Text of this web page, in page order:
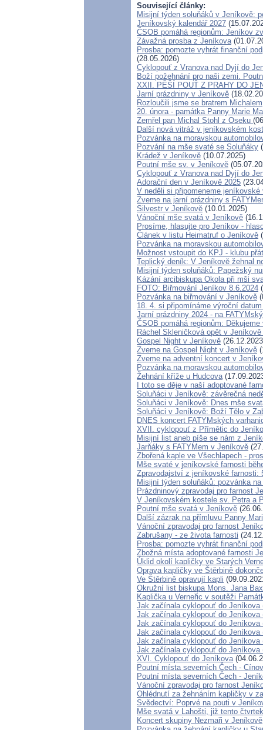
Související články:
Misijní týden soluňáků v Jeníkově:
Jeníkovský kalendář 2027
ČSOB pomáhá regionům: Jeníkov
Závažná prosba z Jeníkova
Prosba: pomozte vyhrát finanční
(28.05.2026)
Cyklopouť z Vranova nad Dyjí do
Boží požehnání pro naši zemi.
XXII. PĚŠÍ POUŤ Z PRAHY DO
Jarní prázdniny v Jeníkově
Rozloučili jsme se bratrem Michalem
20. února - památka Panny Marie
Zemřel pan Michal Stohl z Oseku
Další nová vitráž v jeníkovském
Pozvánka na moravskou
Pozvání na mše svaté se Soluňáky
Krádež v Jeníkově (10.07.2025)
Poutní mše sv. v Jeníkově
Cyklopouť z Vranova nad Dyjí do
Adorační den v Jeníkově 2025
V neděli si připomeneme jeníkovské
Zveme na jarní prázdniny s
Silvestr v Jeníkově (10.01.2025)
Vánoční mše svatá v Jeníkově
Prosíme, hlasujte pro Jeníkov -
Článek v listu Heimatruf o Jeníkově
Pozvánka na moravskou
Možnost vstoupit do KPJ - klubu
Teplický deník: V Jeníkově žehnal
Misijní týden soluňáků: Papežský
Kázání arcibiskupa Okola při mši
FOTO: Biřmování Jeníkov 8.6.2024
Pozvánka na biřmování v Jeníkově
18. 4. si připomínáme výroční
Jarní prázdniny 2024 - na
ČSOB pomáhá regionům: Děkujeme
Ráchel Skleničková opět v
Gospel Night v Jeníkově
Zveme na Gospel Night v Jeníkově
Zveme na adventní koncert v
Pozvánka na moravskou
Žehnání kříže u Hudcova
I toto se děje v naší adoptované
Soluňáci v Jeníkově: závěrečná
Soluňáci v Jeníkově: Dnes mše
Soluňáci v Jeníkově: Boží Tělo v
DNES koncert FATYMských
XVII. cyklopouť z Přímětic do
Misijní list aneb píše se nám z
Jarňáky s FATYMem v Jeníkově
Zbořená kaple ve Všechlapech -
Mše svaté v jeníkovské farnosti
Zpravodajství z jeníkovské farnosti:
Misijní týden soluňáků: pozvánka
Prázdninový zpravodaj pro farnost
V Jeníkovském kostele sv. Petra a
Poutní mše svatá v Jeníkově
Další zázrak na přímluvu Panny
Vánoční zpravodaj pro farnost
Zabrušany - ze života farnosti
Prosba: pomozte vyhrát finanční
Zbožná místa adoptované farnosti
Úklid okolí kapličky ve Starých
Oprava kapličky ve Štěrbině
Ve Štěrbině opravují kapli
Okružní list biskupa Mons. Jana
Kaplička u Verneřic v soutěži
Jak začínala cyklopouť do Jeníkova
Jak začínala cyklopouť do Jeníkova
Jak začínala cyklopouť do Jeníkova
Jak začínala cyklopouť do Jeníkova
Jak začínala cyklopouť do Jeníkova
Jak začínala cyklopouť do Jeníkova
XVI. Cyklopouť do Jeníkova
Poutní místa severních Čech -
Poutní místa severních Čech -
Vánoční zpravodaj pro farnost
Ohlédnutí za žehnáním kapličky v
Svědectví: Poprvé na pouti v
Mše svatá v Lahošti, již tento čtvrtek
Koncert skupiny Nezmaři v Jeníkově